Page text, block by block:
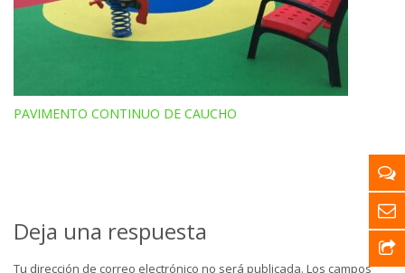
PAVIMENTO CONTINUO DE CAUCHO
Deja una respuesta
Tu dirección de correo electrónico no será publicada. Los campos